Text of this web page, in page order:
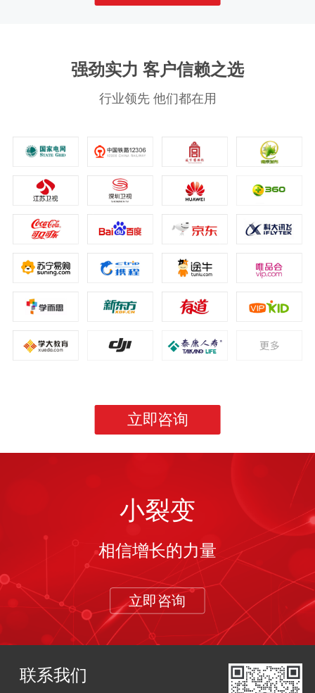
强劲实力 客户信赖之选
行业领先 他们都在用
立即咨询
小裂变
相信增长的力量
立即咨询
联系我们